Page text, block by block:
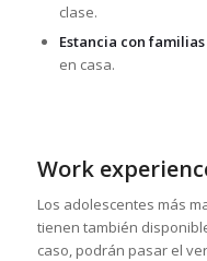
clase.
Estancia con
en casa.
Work
Los adolescentes más
tienen también
caso, podrán pasar el